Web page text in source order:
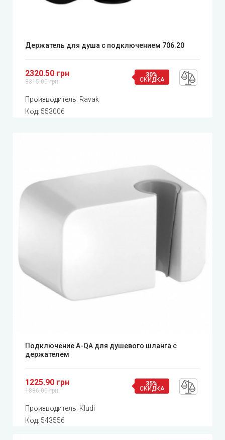
Держатель для душа с подключением 706.20
2320.50 грн
3315.00 грн
30%
СКИДКА
Производитель: Ravak
Код: 553006
Подключение A-QA для душевого шланга с
держателем
1225.90 грн
1886.00 грн
35%
СКИДКА
Производитель: Kludi
Код: 543556